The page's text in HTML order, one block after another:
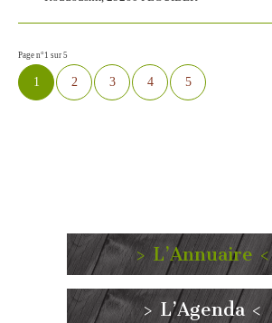
Page n°1 sur 5
1 2 3 4 5
> L’Annuaire <
> L’Agenda <